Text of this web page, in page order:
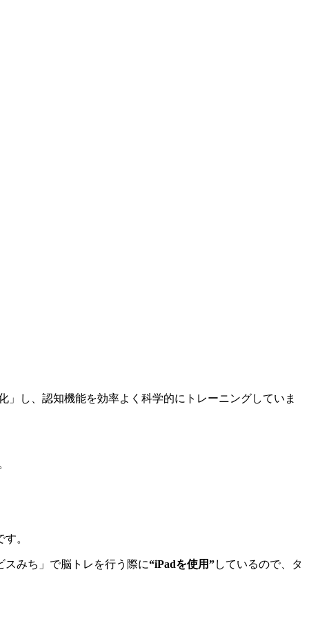
し、認知機能を効率よく科学的にトレーニングしていま
。
みち」で脳トレを行う際に“iPadを使用”しているので、タ